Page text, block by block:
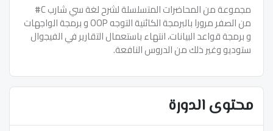
مجموعة من المحاضرات المتسلسلة لشرح لغة سي شارب C#
من الصفر مرورا بالبرمجة الكائنية التوجه OOP و برمجة الواجهات
و برمجة قواعد البيانات، انتهاء باستعمال التقارير في الفيجوال
ستوديو وغير ذلك من الدروس النافعة.
محتوى الدورة